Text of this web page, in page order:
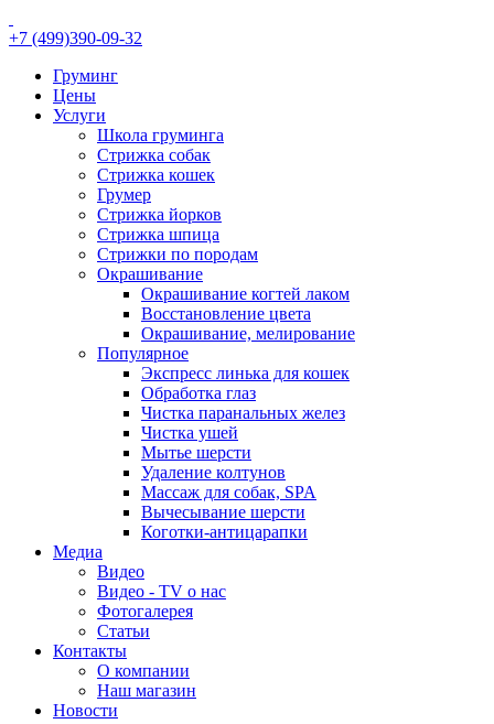
+7 (499)390-09-32
Груминг
Цены
Услуги
Школа груминга
Стрижка собак
Стрижка кошек
Грумер
Стрижка йорков
Стрижка шпица
Стрижки по породам
Окрашивание
Окрашивание когтей лаком
Восстановление цвета
Окрашивание, мелирование
Популярное
Экспресс линька для кошек
Обработка глаз
Чистка паранальных желез
Чистка ушей
Мытье шерсти
Удаление колтунов
Массаж для собак, SPA
Вычесывание шерсти
Коготки-антицарапки
Медиа
Видео
Видео - TV о нас
Фотогалерея
Статьи
Контакты
О компании
Наш магазин
Новости